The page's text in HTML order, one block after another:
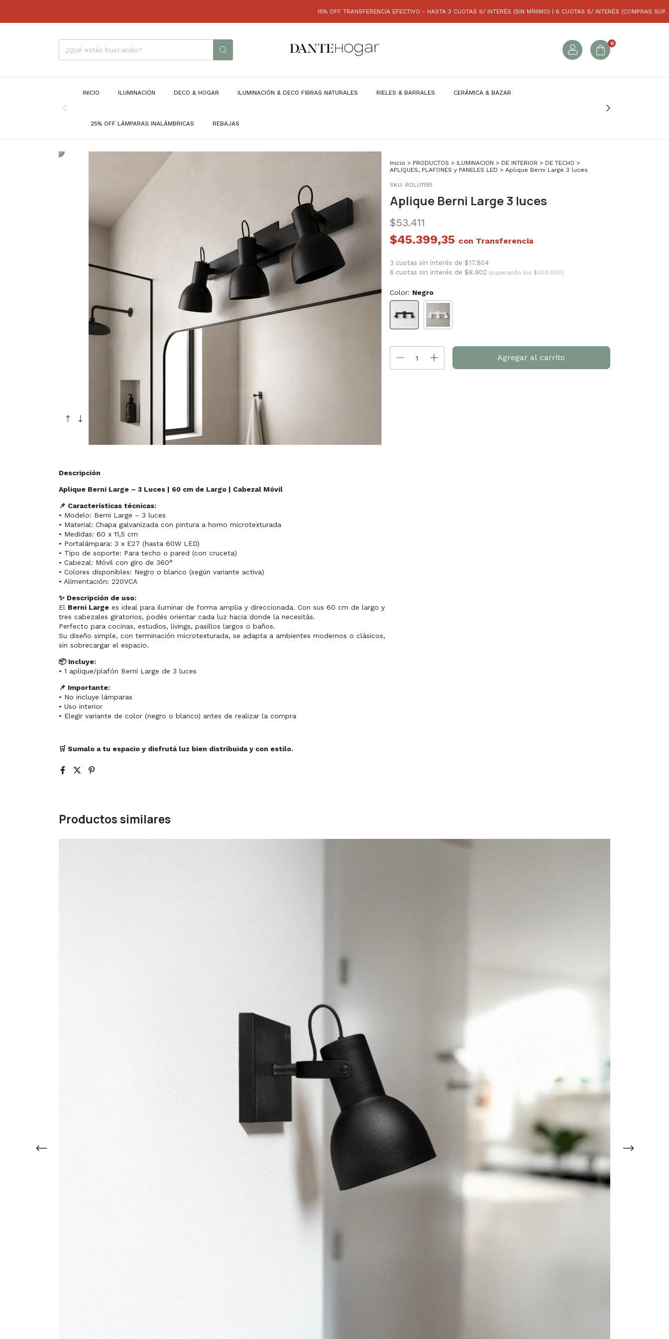
15% OFF TRANSFERENCIA EFECTIVO - HASTA 3 CUOTAS S/ INTERÉS (SIN MÍNIMO) | 6 CUOTAS S/ INTERÉS (COMPRAS SUP. A $300MIL)
0
INICIO ILUMINACIÓN DECO & HOGAR ILUMINACIÓN & DECO FIBRAS NATURALES RIELES & BARRALES CERÁMICA & BAZAR
25% OFF LÁMPARAS INALÁMBRICAS REBAJAS
Descripción
Aplique Berni Large – 3 Luces | 60 cm de Largo | Cabezal Móvil
📌 Características técnicas:
• Modelo: Berni Large – 3 luces
• Material: Chapa galvanizada con pintura a horno microtexturada
• Medidas: 60 x 11,5 cm
• Portalámpara: 3 x E27 (hasta 60W LED)
• Tipo de soporte: Para techo o pared (con cruceta)
• Cabezal: Móvil con giro de 360°
• Colores disponibles: Negro o blanco (según variante activa)
• Alimentación: 220VCA
✨ Descripción de uso:
El Berni Large es ideal para iluminar de forma amplia y direccionada. Con sus 60 cm de largo y
tres cabezales giratorios, podés orientar cada luz hacia donde la necesitás.
Perfecto para cocinas, estudios, livings, pasillos largos o baños.
Su diseño simple, con terminación microtexturada, se adapta a ambientes modernos o clásicos,
sin sobrecargar el espacio.
📦 Incluye:
• 1 aplique/plafón Berni Large de 3 luces
📌 Importante:
• No incluye lámparas
• Uso interior
• Elegir variante de color (negro o blanco) antes de realizar la compra
🛒 Sumalo a tu espacio y disfrutá luz bien distribuida y con estilo.
Inicio > PRODUCTOS > ILUMINACION > DE INTERIOR > DE TECHO >
APLIQUES, PLAFONES y PANELES LED > Aplique Berni Large 3 luces
SKU: ROLU1195
Aplique Berni Large 3 luces
$53.411
$45.399,35 con
3 cuotas sin interés de $17.804
6 cuotas sin interés de $8.902 (superando los $300.000)
Color: Negro
Productos similares